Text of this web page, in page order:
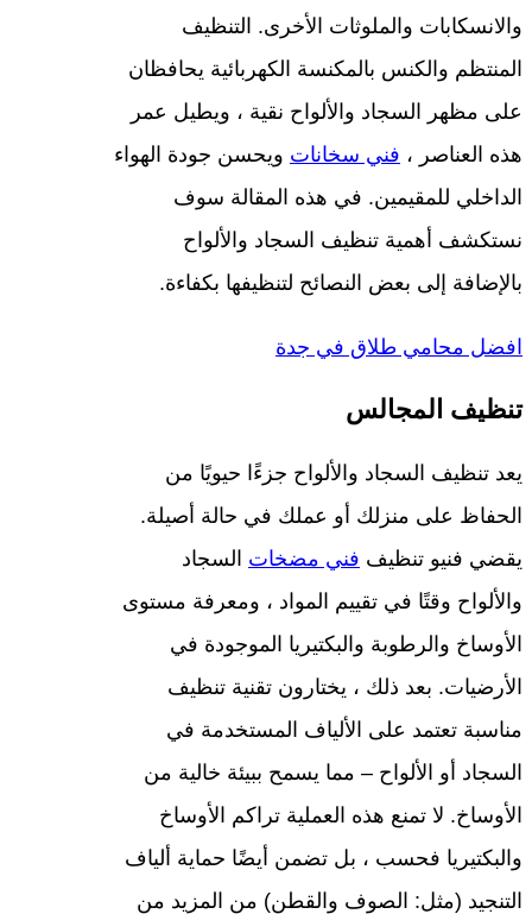
والانسكابات والملوثات الأخرى. التنظيف
المنتظم والكنس بالمكنسة الكهربائية يحافظان
على مظهر السجاد والألواح نقية ، ويطيل عمر
هذه العناصر ، فني سخانات ويحسن جودة الهواء
الداخلي للمقيمين. في هذه المقالة سوف
نستكشف أهمية تنظيف السجاد والألواح
بالإضافة إلى بعض النصائح لتنظيفها بكفاءة.
افضل محامي طلاق في جدة
تنظيف المجالس
يعد تنظيف السجاد والألواح جزءًا حيويًا من
الحفاظ على منزلك أو عملك في حالة أصيلة.
يقضي فنيو تنظيف فني مضخات السجاد
والألواح وقتًا في تقييم المواد ، ومعرفة مستوى
الأوساخ والرطوبة والبكتيريا الموجودة في
الأرضيات. بعد ذلك ، يختارون تقنية تنظيف
مناسبة تعتمد على الألياف المستخدمة في
السجاد أو الألواح – مما يسمح ببيئة خالية من
الأوساخ. لا تمنع هذه العملية تراكم الأوساخ
والبكتيريا فحسب ، بل تضمن أيضًا حماية ألياف
التنجيد (مثل: الصوف والقطن) من المزيد من